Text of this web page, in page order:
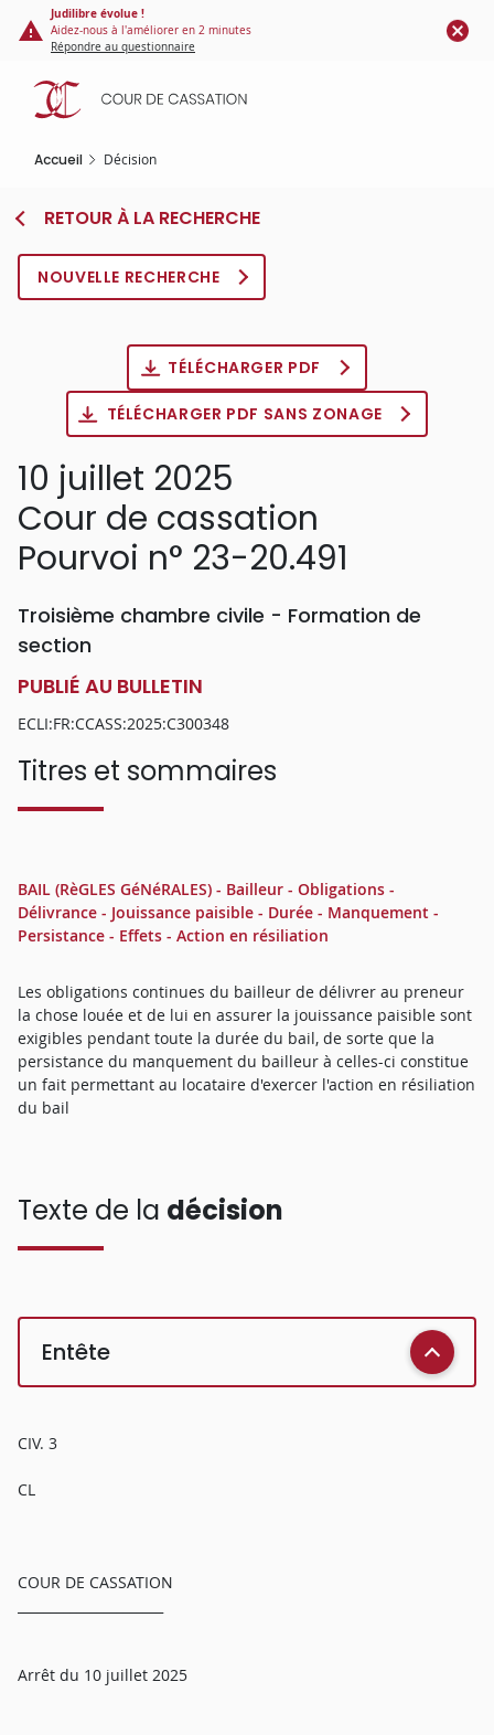
Panneau de gestion des cookies
contenu
principal
Judilibre évolue !
Aidez-nous à l'améliorer en 2 minutes
Répondre au questionnaire
Accueil Décision
RETOUR À LA RECHERCHE
NOUVELLE RECHERCHE
TÉLÉCHARGER PDF
TÉLÉCHARGER PDF SANS ZONAGE
10 juillet 2025
Cour de cassation
Pourvoi n° 23-20.491
Troisième chambre civile - Formation de
section
PUBLIÉ AU BULLETIN
ECLI:FR:CCASS:2025:C300348
Titres et sommaires
BAIL (RèGLES GéNéRALES) - Bailleur - Obligations -
Délivrance - Jouissance paisible - Durée - Manquement -
Persistance - Effets - Action en résiliation
Les obligations continues du bailleur de délivrer au preneur
la chose louée et de lui en assurer la jouissance paisible sont
exigibles pendant toute la durée du bail, de sorte que la
persistance du manquement du bailleur à celles-ci constitue
un fait permettant au locataire d'exercer l'action en résiliation
du bail
Texte de la décision
Entête
CIV. 3
CL
COUR DE CASSATION
Arrêt du 10 juillet 2025